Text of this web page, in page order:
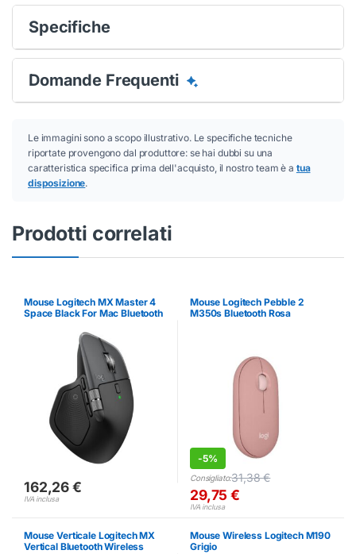
Specifiche
Domande Frequenti
Le immagini sono a scopo illustrativo. Le specifiche tecniche
riportate provengono dal produttore: se hai dubbi su una
caratteristica specifica prima dell'acquisto, il nostro team è a tua
disposizione.
Prodotti correlati
Mouse Logitech MX Master 4
Space Black For Mac Bluetooth
162,26€
IVA inclusa
Mouse Logitech Pebble 2
M350s Bluetooth Rosa
-5%
Consigliato:31,38€
29,75€
IVA inclusa
Mouse Verticale Logitech MX
Vertical Bluetooth Wireless
Mouse Wireless Logitech M190
Grigio